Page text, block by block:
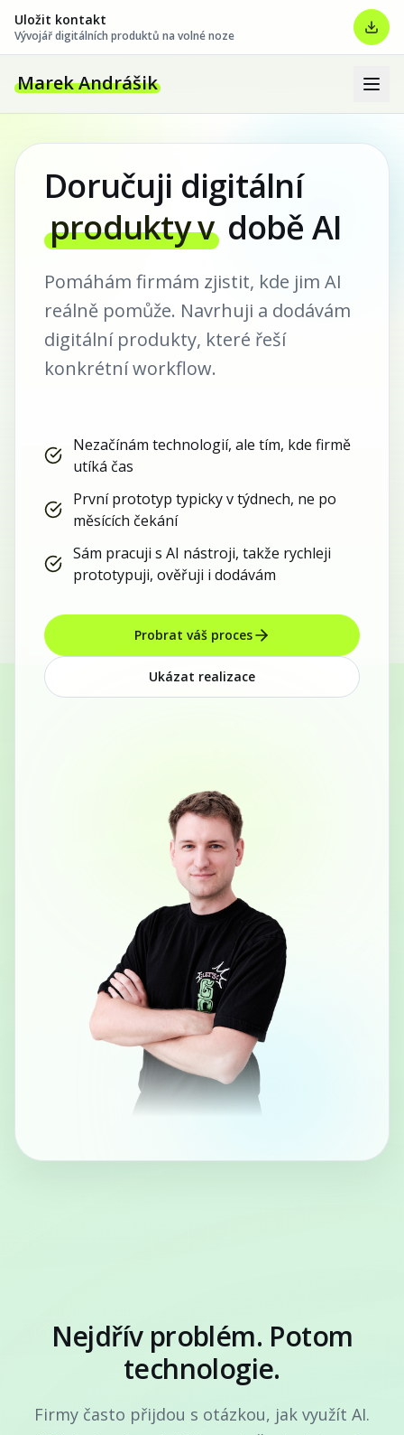
Uložit kontakt
Vývojář digitálních produktů na volné noze
Marek Andrášik
Doručuji digitální
produkty v době AI
Pomáhám firmám zjistit, kde jim AI
reálně pomůže. Navrhuji a dodávám
digitální produkty, které řeší
konkrétní workflow.
Nezačínám technologií, ale tím, kde firmě
utíká čas
První prototyp typicky v týdnech, ne po
měsících čekání
Sám pracuji s AI nástroji, takže rychleji
prototypuji, ověřuji i dodávám
Probrat váš proces
Ukázat realizace
Nejdřív problém. Potom
technologie.
Firmy často přijdou s otázkou, jak využít AI.